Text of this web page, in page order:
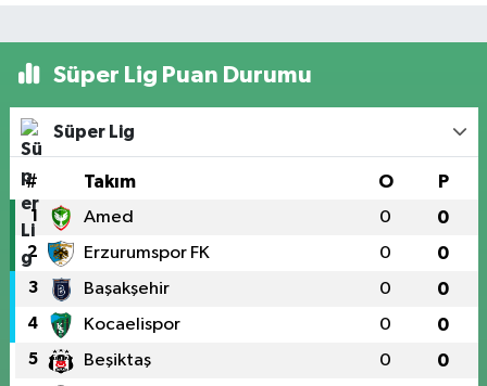
Süper Lig Puan Durumu
Süper Lig
# Takım O P
1 Amed 0 0
2 Erzurumspor FK 0 0
3 Başakşehir 0 0
4 Kocaelispor 0 0
5 Beşiktaş 0 0